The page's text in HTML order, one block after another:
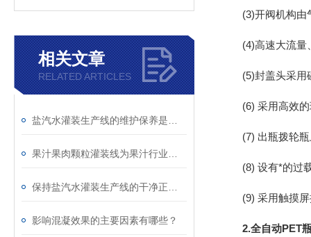
相关文章
RELATED ARTICLES
影响混凝效果的主要因素有哪些？
(3)开阀机构由气
(4)高速大流量、
(5)封盖头采用磁
(6) 采用高效的
(7) 出瓶拨轮瓶
(8) 设有*的过载
(9) 采用触摸屏
2.全自动PET